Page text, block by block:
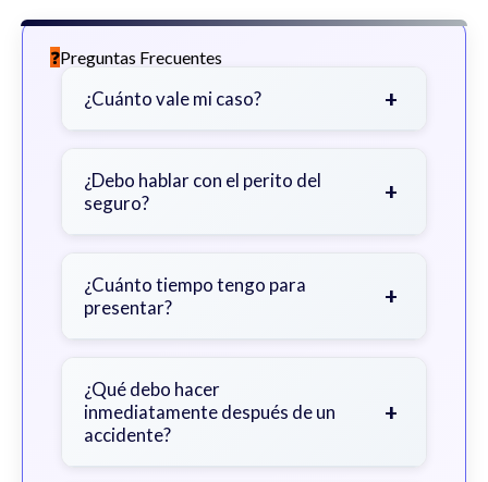
Preguntas Frecuentes
¿Cuánto vale mi caso? +
gravedad de sus lesiones, facturas
médicas, tiempo fuera del trabajo y
¿Debo hablar con el perito del
seguro?
+
primero con un abogado para evitar
declaraciones que perjudiquen su
¿Cuánto tiempo tengo para
presentar?
+
con excepciones. Consulte para
obtener orientación específica.
¿Qué debo hacer
inmediatamente después de un
accidente?
+